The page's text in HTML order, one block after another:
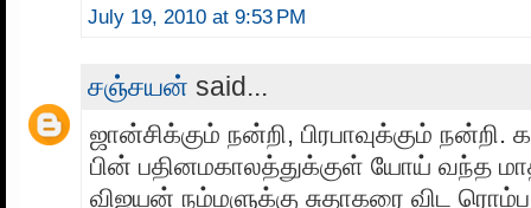
July 19, 2010 at 9:53 PM
சஞ்சயன் said...
ஜான்சிக்கும் நன்றி, பிரபாவுக்கும்
பின் பதினமகாலத்துக்குள் யோய் வந்த
விஜயன் நம்மளுக்கு சுதாகரை விட